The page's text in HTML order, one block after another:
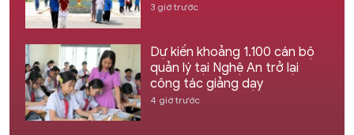
3 giờ trước
Dự kiến khoảng 1.100 cán bộ
quản lý tại Nghệ An trở lại
công tác giảng dạy
4 giờ trước